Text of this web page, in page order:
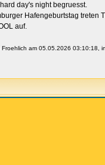
day's night begruesst.
Hafengeburtstag treten
auf.
am 05.05.2026 03:10:18,